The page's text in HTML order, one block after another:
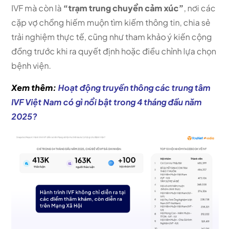
IVF mà còn là “trạm trung chuyển cảm xúc”, nơi các
cặp vợ chồng hiếm muộn tìm kiếm thông tin, chia sẻ
trải nghiệm thực tế, cũng như tham khảo ý kiến cộng
đồng trước khi ra quyết định hoặc điều chỉnh lựa chọn
bệnh viện.
Xem thêm:Hoạt động truyền thông các trung tâm
IVF Việt Nam có gì nổi bật trong 4 tháng đầu năm
2025?